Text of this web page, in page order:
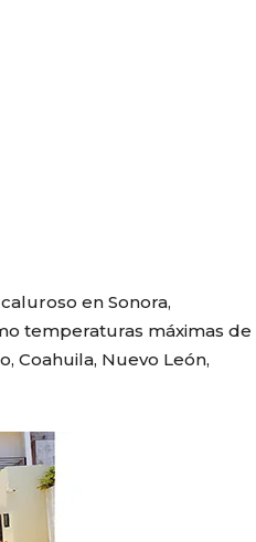
en Sonora,
temperaturas máximas de
Coahuila, Nuevo León,